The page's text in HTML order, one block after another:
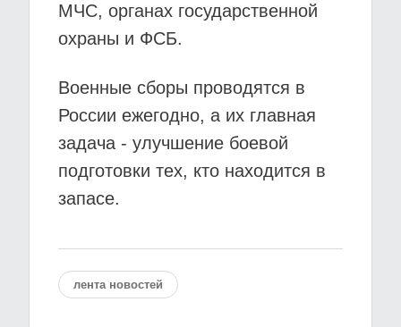
МЧС, органах государственной
охраны и ФСБ.
Военные сборы проводятся в
России ежегодно, а их главная
задача - улучшение боевой
подготовки тех, кто находится в
запасе.
лента новостей